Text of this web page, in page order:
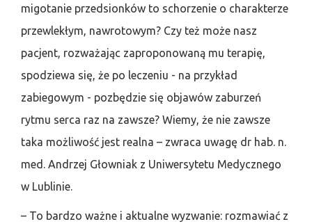
migotanie przedsionków to schorzenie o charakterze
przewlekłym, nawrotowym? Czy też może nasz
pacjent, rozważając zaproponowaną mu terapię,
spodziewa się, że po leczeniu - na przykład
zabiegowym - pozbędzie się objawów zaburzeń
rytmu serca raz na zawsze? Wiemy, że nie zawsze
taka możliwość jest realna – zwraca uwagę dr hab. n.
med. Andrzej Głowniak z Uniwersytetu Medycznego
w Lublinie.
– To bardzo ważne i aktualne wyzwanie: rozmawiać z